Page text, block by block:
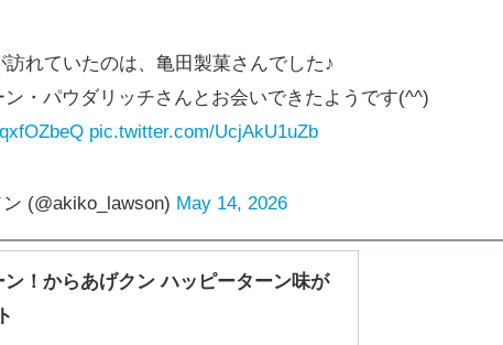
・パウダリッチさんとお会いできたようです(^^)
pic.twitter.com/UcjAkU1uZb